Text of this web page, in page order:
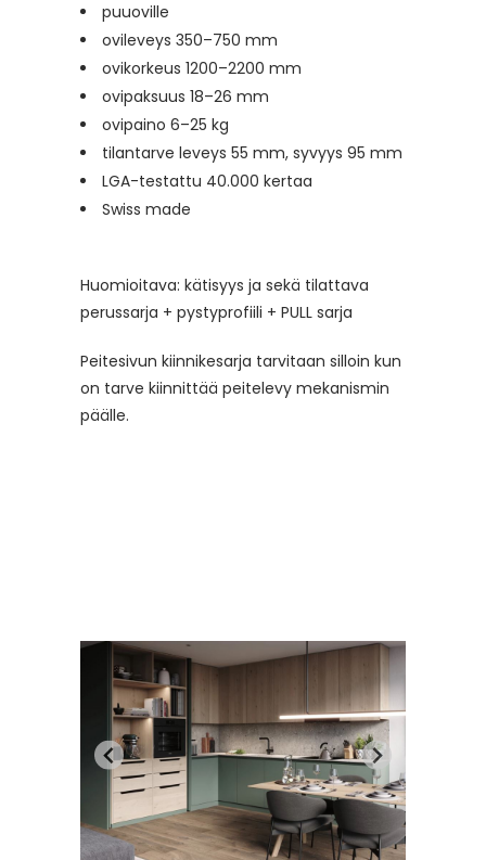
puuoville
ovileveys 350–750 mm
ovikorkeus 1200–2200 mm
ovipaksuus 18–26 mm
ovipaino 6–25 kg
tilantarve leveys 55 mm, syvyys 95 mm
LGA-testattu 40.000 kertaa
Swiss made
Huomioitava: kätisyys ja sekä tilattava
perussarja + pystyprofiili + PULL sarja
Peitesivun kiinnikesarja tarvitaan silloin kun
on tarve kiinnittää peitelevy mekanismin
päälle.